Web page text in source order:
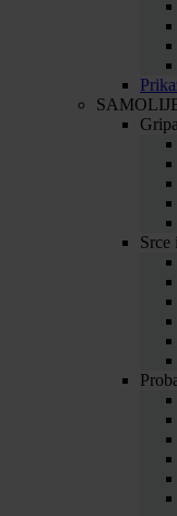
Srce